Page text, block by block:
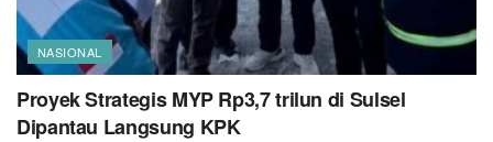
NASIONAL
Proyek Strategis MYP Rp3,7 trilun di Sulsel
Dipantau Langsung KPK